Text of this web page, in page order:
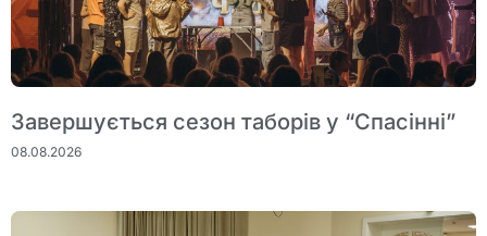
Завершується сезон таборів у “Спасінні”
08.08.2026